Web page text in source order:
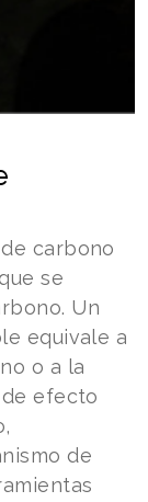
carbono
se
Un
equivale a
o a la
efecto
de